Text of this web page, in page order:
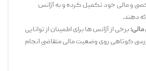
خود تکمیل کرده و به آژانس
از آژانس ‌ها برای اطمینان از توانایی
روی وضعیت مالی متقاضی انجام